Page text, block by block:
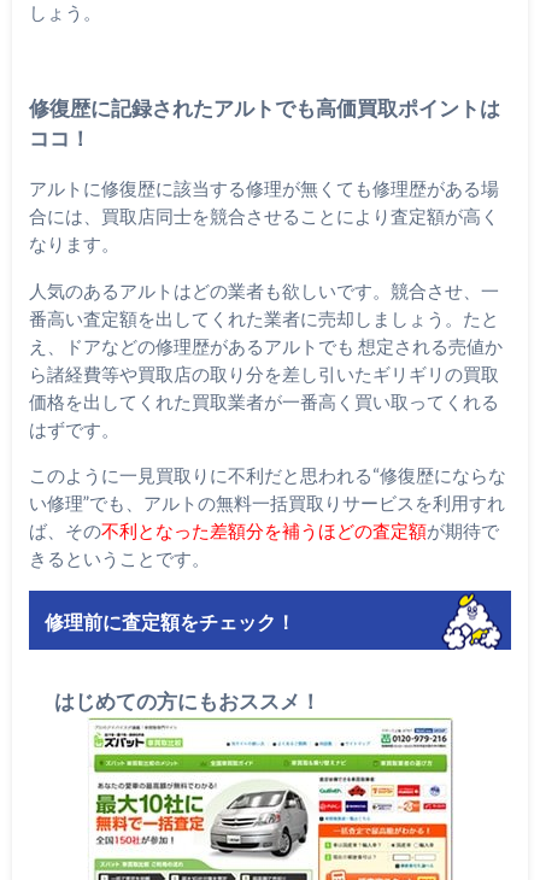
しょう。
修復歴に記録されたアルトでも高価買取ポイントは
ココ！
アルトに修復歴に該当する修理が無くても修理歴がある場
合には、買取店同士を競合させることにより査定額が高く
なります。
人気のあるアルトはどの業者も欲しいです。競合させ、一
番高い査定額を出してくれた業者に売却しましょう。たと
え、ドアなどの修理歴があるアルトでも 想定される売値か
ら諸経費等や買取店の取り分を差し引いたギリギリの買取
価格を出してくれた買取業者が一番高く買い取ってくれる
はずです。
このように一見買取りに不利だと思われる“修復歴にならな
い修理”でも、アルトの無料一括買取りサービスを利用すれ
ば、その不利となった差額分を補うほどの査定額が期待で
きるということです。
修理前に査定額をチェック！
はじめての方にもおススメ！